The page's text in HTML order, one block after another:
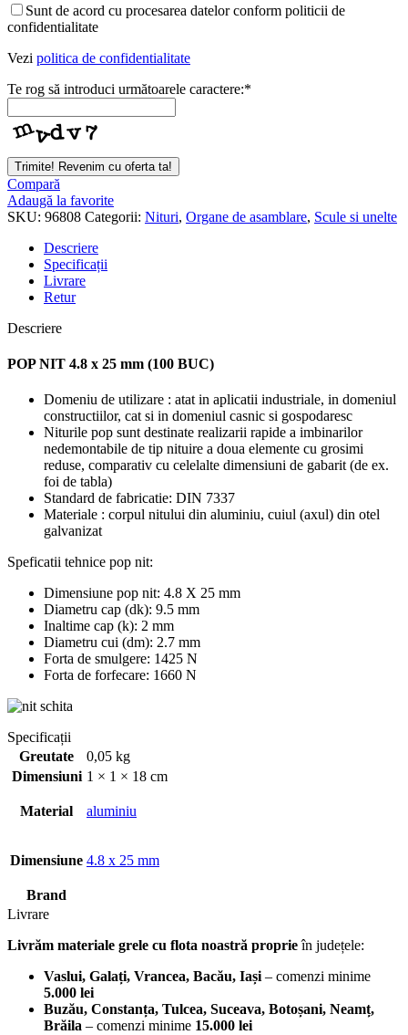
Sunt de acord cu procesarea datelor conform politicii de
confidentialitate
Vezi politica de confidentialitate
Te rog să introduci următoarele caractere:*
Trimite! Revenim cu oferta ta!
Business
Email*
Compară
Adaugă la favorite
SKU: 96808 Categorii: Nituri, Organe de asamblare, Scule si unelte
Descriere
Specificații
Livrare
Retur
Descriere
POP NIT 4.8 x 25 mm (100 BUC)
Domeniu de utilizare : atat in aplicatii industriale, in domeniul
constructiilor, cat si in domeniul casnic si gospodaresc
Niturile pop sunt destinate realizarii rapide a imbinarilor
nedemontabile de tip nituire a doua elemente cu grosimi
reduse, comparativ cu celelalte dimensiuni de gabarit (de ex.
foi de tabla)
Standard de fabricatie: DIN 7337
Materiale : corpul nitului din aluminiu, cuiul (axul) din otel
galvanizat
Speficatii tehnice pop nit:
Dimensiune pop nit: 4.8 X 25 mm
Diametru cap (dk): 9.5 mm
Inaltime cap (k): 2 mm
Diametru cui (dm): 2.7 mm
Forta de smulgere: 1425 N
Forta de forfecare: 1660 N
Specificații
Greutate
0,05 kg
Dimensiuni 1 × 1 × 18 cm
Material aluminiu
Dimensiune 4.8 x 25 mm
Brand
Livrare
Livrăm materiale grele cu flota noastră proprieîn județele:
Vaslui, Galați, Vrancea, Bacău, Iași– comenzi minime
5.000 lei
Buzău, Constanța, Tulcea, Suceava, Botoșani, Neamț,
Brăila – comenzi minime 15.000 lei